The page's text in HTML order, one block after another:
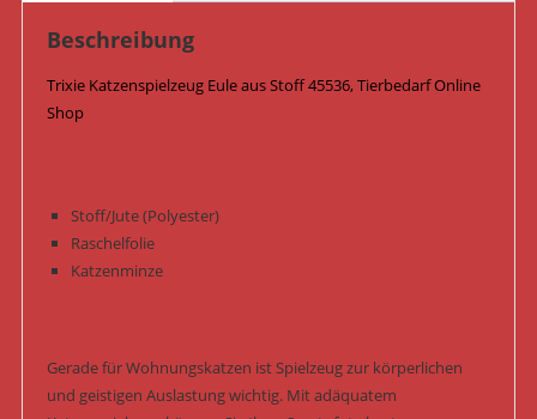
Beschreibung
Trixie Katzenspielzeug Eule aus Stoff 45536, Tierbedarf Online
Shop
Stoff/Jute (Polyester)
Raschelfolie
Katzenminze
Gerade für Wohnungskatzen ist Spielzeug zur körperlichen
und geistigen Auslastung wichtig. Mit adäquatem